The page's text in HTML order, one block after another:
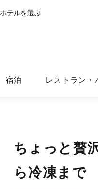
ホテルを選ぶ
宿泊 レストラン・
ちょっと贅
ら冷凍まで